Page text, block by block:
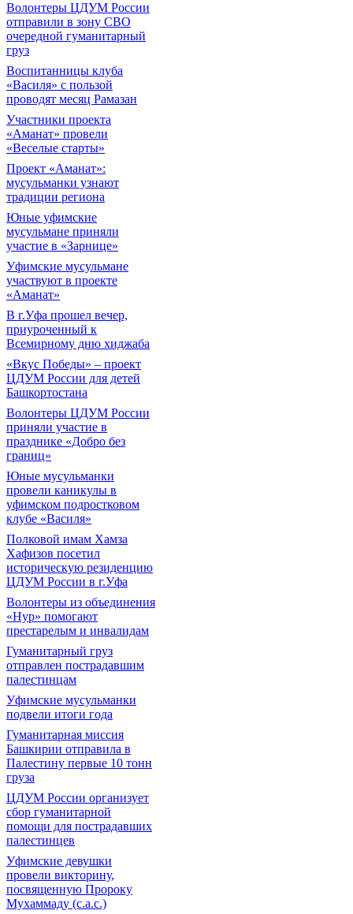
Волонтеры ЦДУМ России
отправили в зону СВО
очередной гуманитарный
груз
Воспитанницы клуба
«Василя» с пользой
проводят месяц Рамазан
Участники проекта
«Аманат» провели
«Веселые старты»
Проект «Аманат»:
мусульманки узнают
традиции региона
Юные уфимские
мусульмане приняли
участие в «Зарнице»
Уфимские мусульмане
участвуют в проекте
«Аманат»
В г.Уфа прошел вечер,
приуроченный к
Всемирному дню хиджаба
«Вкус Победы» – проект
ЦДУМ России для детей
Башкортостана
Волонтеры ЦДУМ России
приняли участие в
празднике «Добро без
границ»
Юные мусульманки
провели каникулы в
уфимском подростковом
клубе «Василя»
Полковой имам Хамза
Хафизов посетил
историческую резиденцию
ЦДУМ России в г.Уфа
Волонтеры из объединения
«Нур» помогают
престарелым и инвалидам
Гуманитарный груз
отправлен пострадавшим
палестинцам
Уфимские мусульманки
подвели итоги года
Гуманитарная миссия
Башкирии отправила в
Палестину первые 10 тонн
груза
ЦДУМ России организует
сбор гуманитарной
помощи для пострадавших
палестинцев
Уфимские девушки
провели викторину,
посвященную Пророку
Мухаммаду (с.а.с.)